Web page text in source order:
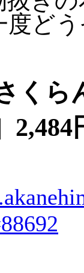
度ど
くら
2,484